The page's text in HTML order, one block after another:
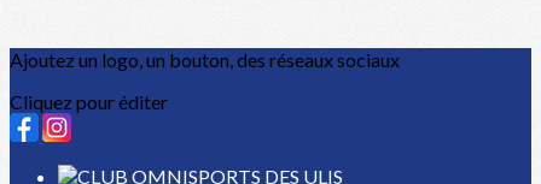
Ajoutez un logo, un bouton, des réseaux sociaux
Cliquez pour éditer